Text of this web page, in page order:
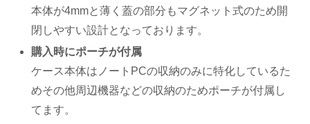
本体が4mmと薄く蓋の部分もマグネット式のため開
閉しやすい設計となっております。
購入時にポーチが付属
ケース本体はノートPCの収納のみに特化しているた
めその他周辺機器などの収納のためポーチが付属し
てます。